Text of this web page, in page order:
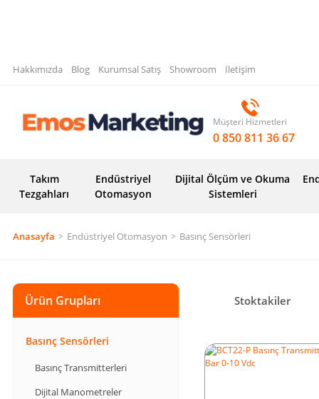
Hakkımızda Blog Kurumsal Satış Showroom İletişim
Müşteri Hizmetleri
0 850 811 36 67
Takım
Tezgahları
Endüstriyel
Otomasyon
Dijital Ölçüm ve Okuma
Sistemleri
Anasayfa Endüstriyel Otomasyon Basınç Sensörleri
Ürün Grupları
Basınç Sensörleri
Basınç Transmitterleri
Dijital Manometreler
Stoktakiler